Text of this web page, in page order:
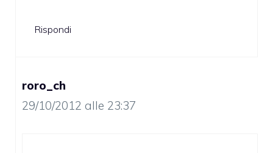
Rispondi
roro_ch
29/10/2012 alle 23:37